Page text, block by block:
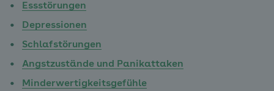
Essstörungen
Depressionen
Schlafstörungen
Angstzustände und Panikattaken
Minderwertigkeitsgefühle